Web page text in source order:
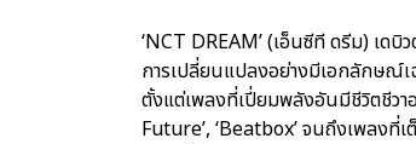
‘NCT DREAM’ (เอ็นซีที ดรีม) เด
การเปลี่ยนแปลงอย่างมีเอกลักษณ์
ตั้งแต่เพลงที่เปี่ยมพลังอันมีชีวิตชีวา
Future’, ‘Beatbox’ จนถึงเพลงที่เ